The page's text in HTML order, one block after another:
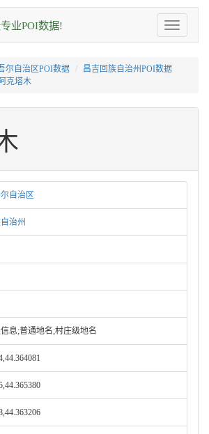
Toggle
navigation
业POI数据!
尔自治区POI数据
昌吉回族自治州POI数据
阿克塔木
自治区
治州
息;普通地名;村庄级地名